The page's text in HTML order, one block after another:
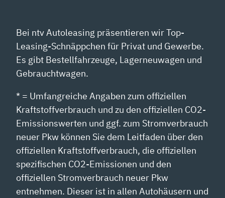
Bei ntv Autoleasing präsentieren wir Top-
Leasing-Schnäppchen für Privat und Gewerbe.
Es gibt Bestellfahrzeuge, Lagerneuwagen und
Gebrauchtwagen.
* = Umfangreiche Angaben zum offiziellen
Kraftstoffverbrauch und zu den offiziellen CO2-
Emissionswerten und ggf. zum Stromverbrauch
neuer Pkw können Sie dem Leitfaden über den
offiziellen Kraftstoffverbrauch, die offiziellen
spezifischen CO2-Emissionen und den
offiziellen Stromverbrauch neuer Pkw
entnehmen. Dieser ist in allen Autohäusern und